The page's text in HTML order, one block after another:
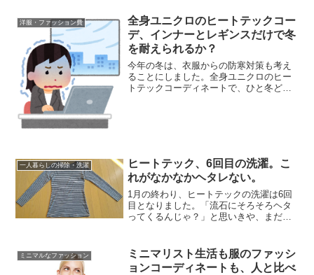
が毎年の恒例行事になってい...
洋服・ファッション費
全身ユニクロのヒートテックコー
デ、インナーとレギンスだけで冬
を耐えられるか？
今年の冬は、衣服からの防寒対策も考え
ることにしました。全身ユニクロのヒー
トテックコーディネートで、ひと冬どこ
一人暮らしの掃除・洗濯
ヒートテック、6回目の洗濯。こ
れがなかなかヘタレない。
1月の終わり、ヒートテックの洗濯は6回
目となりました。「流石にそろそろヘタ
ってくるんじゃ？」と思いきや、まだま
りどうぞ。薄いのに丈夫な2着のトップス
前回の洗濯の様子は...
ミニマルなファッション
ミニマリスト生活も服のファッシ
ョンコーディネートも、人と比べ